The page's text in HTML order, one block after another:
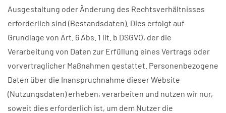
Ausgestaltung oder Änderung des Rechtsverhältnisses
erforderlich sind (Bestandsdaten). Dies erfolgt auf
Grundlage von Art. 6 Abs. 1 lit. b DSGVO, der die
Verarbeitung von Daten zur Erfüllung eines Vertrags oder
vorvertraglicher Maßnahmen gestattet. Personenbezogene
Daten über die Inanspruchnahme dieser Website
(Nutzungsdaten) erheben, verarbeiten und nutzen wir nur,
soweit dies erforderlich ist, um dem Nutzer die